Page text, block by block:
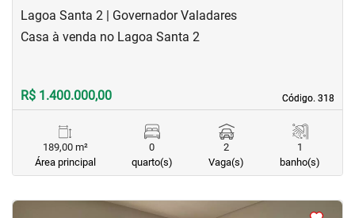
Lagoa Santa 2 | Governador Valadares
Código. 318
Código. 318
Casa à venda no Lagoa Santa 2
R$ 1.400.000,00
189,00 m²
Área principal
0
quarto(s)
2
Vaga(s)
1
banho(s)
<